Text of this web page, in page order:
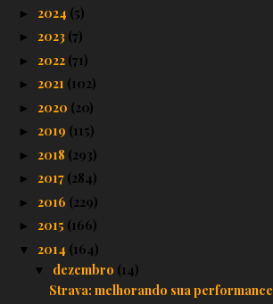
► 2024 (5)
► 2023 (7)
► 2022 (71)
► 2021 (102)
► 2020 (20)
► 2019 (115)
► 2018 (293)
► 2017 (284)
► 2016 (229)
► 2015 (166)
▼ 2014 (164)
▼ dezembro (14)
Strava: melhorando sua performance